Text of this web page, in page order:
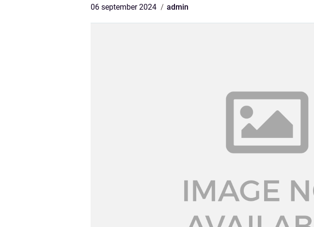
06 september 2024 admin